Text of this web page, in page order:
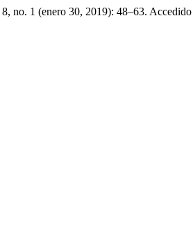
8, no. 1 (enero 30, 2019): 48–63.